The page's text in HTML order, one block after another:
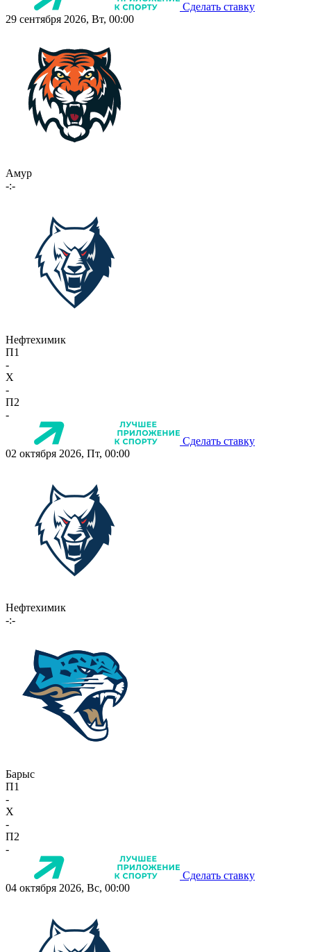
Сделать ставку
29 сентября 2026, Вт, 00:00
Амур
-:-
Нефтехимик
П1
-
X
-
П2
-
Сделать ставку
02 октября 2026, Пт, 00:00
Нефтехимик
-:-
Барыс
П1
-
X
-
П2
-
Сделать ставку
04 октября 2026, Вс, 00:00